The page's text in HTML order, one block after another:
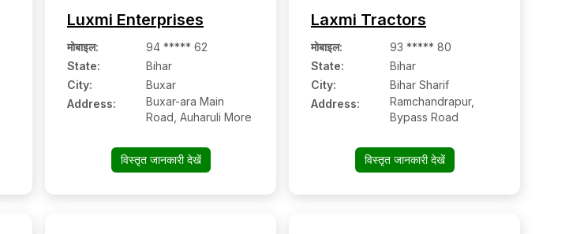
Luxmi Enterprises
मोबाइल:
94 ***** 62
State:
Bihar
City:
Buxar
Address:
Buxar-ara Main
Road, Auharuli More
विस्तृत जानकारी देखें
Laxmi Tractors
मोबाइल:
93 ***** 80
State:
Bihar
City:
Bihar Sharif
Address:
Ramchandrapur,
Bypass Road
विस्तृत जानकारी देखें